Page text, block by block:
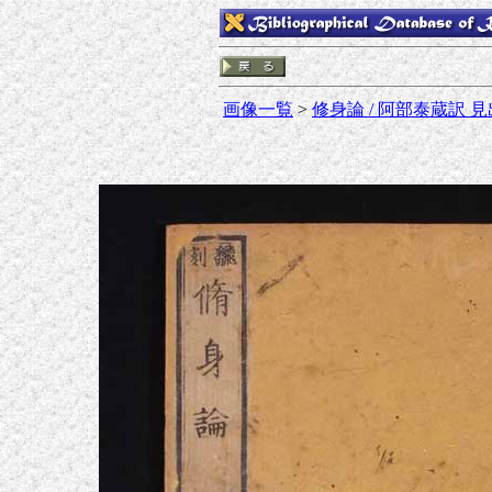
画像一覧>修身論 / 阿部泰蔵訳 見